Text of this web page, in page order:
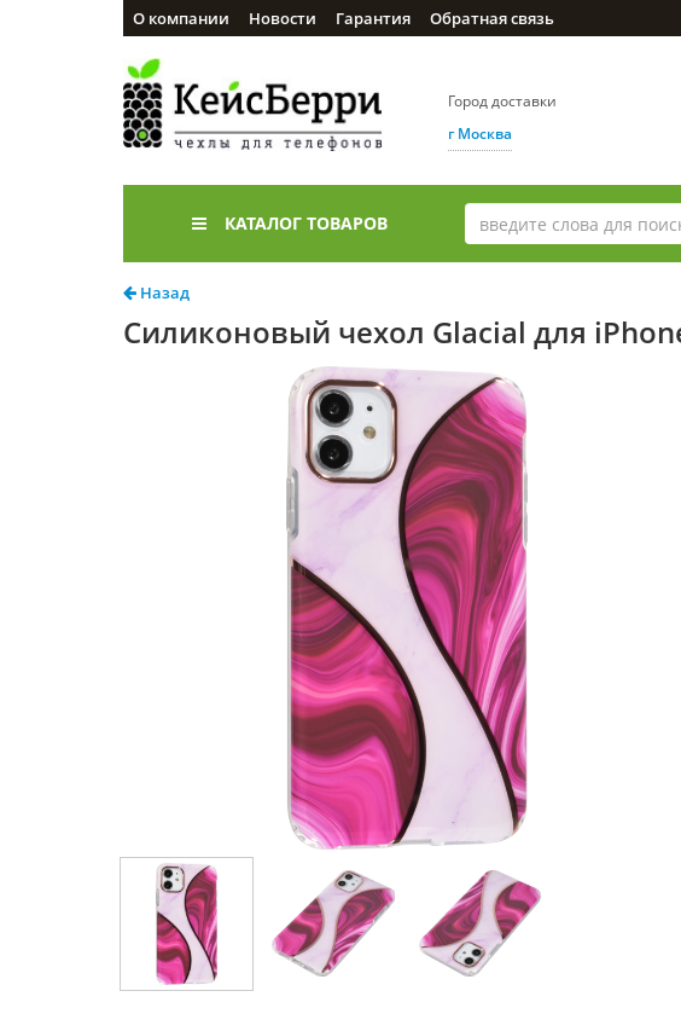
О компании Новости Гарантия Обратная связь
Город доставки
г Москва
КАТАЛОГ ТОВАРОВ
Назад
Силиконовый чехол Glacial для